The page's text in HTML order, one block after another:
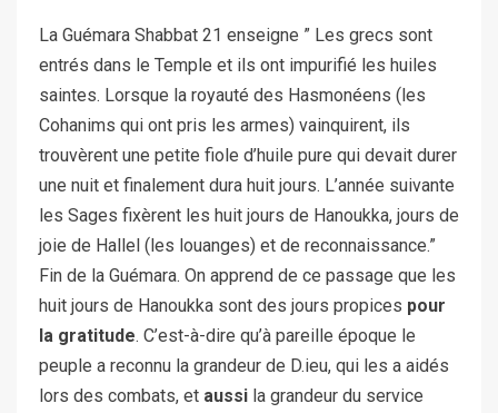
La Guémara Shabbat 21 enseigne ” Les grecs sont
entrés dans le Temple et ils ont impurifié les huiles
saintes. Lorsque la royauté des Hasmonéens (les
Cohanims qui ont pris les armes) vainquirent, ils
trouvèrent une petite fiole d’huile pure qui devait durer
une nuit et finalement dura huit jours. L’année suivante
les Sages fixèrent les huit jours de Hanoukka, jours de
joie de Hallel (les louanges) et de reconnaissance.”
Fin de la Guémara. On apprend de ce passage que les
huit jours de Hanoukka sont des jours propices pour
la gratitude. C’est-à-dire qu’à pareille époque le
peuple a reconnu la grandeur de D.ieu, qui les a aidés
lors des combats, et aussi la grandeur du service